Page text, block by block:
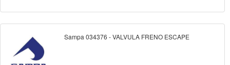
Sampa 034376 - VALVULA FRENO ESCAPE